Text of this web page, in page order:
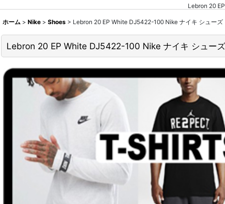
Lebron 20
ホーム > Nike > Shoes > Lebron 20 EP White DJ5422-100 Nike ナイキ シュー
Lebron 20 EP White DJ5422-100 Nike ナイキ シュー